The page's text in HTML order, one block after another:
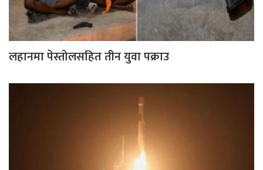
लहानमा पेस्तोलसहित तीन युवा पक्राउ